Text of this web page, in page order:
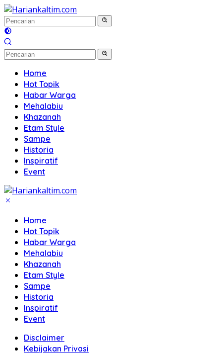
Langsung
ke
konten
Home
Hot Topik
Habar Warga
Mehalabiu
Khazanah
Etam Style
Sampe
Historia
Inspiratif
Event
Home
Hot Topik
Habar Warga
Mehalabiu
Khazanah
Etam Style
Sampe
Historia
Inspiratif
Event
Disclaimer
Kebijakan Privasi